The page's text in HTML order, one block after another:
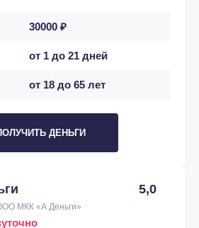
30000 ₽
от 1 до 21 дней
от 18 до 65 лет
ДЕНЬГИ
5,0
МКК «А Деньги»